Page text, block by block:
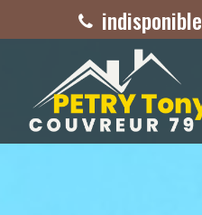
indisponible